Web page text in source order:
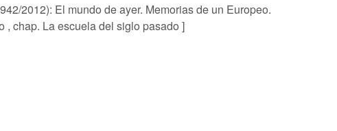
2012): El mundo de ayer. Memorias de un Europeo.
, chap. La escuela del siglo pasado ]